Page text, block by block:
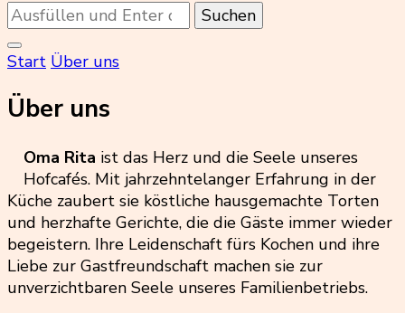
Suchst
du
nach
Start Über uns
Über uns
Oma Rita ist das Herz und die Seele unseres
Hofcafés. Mit jahrzehntelanger Erfahrung in der
Küche zaubert sie köstliche hausgemachte Torten
und herzhafte Gerichte, die die Gäste immer wieder
begeistern. Ihre Leidenschaft fürs Kochen und ihre
Liebe zur Gastfreundschaft machen sie zur
unverzichtbaren Seele unseres Familienbetriebs.